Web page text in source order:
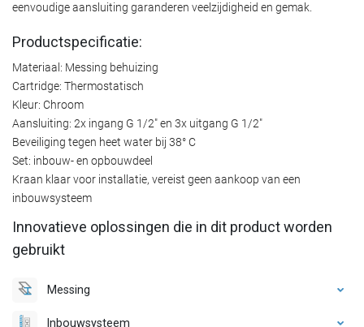
eenvoudige aansluiting garanderen veelzijdigheid en gemak.
Productspecificatie:
Materiaal: Messing behuizing
Cartridge: Thermostatisch
Kleur: Chroom
Aansluiting: 2x ingang G 1/2" en 3x uitgang G 1/2"
Beveiliging tegen heet water bij 38° C
Set: inbouw- en opbouwdeel
Kraan klaar voor installatie, vereist geen aankoop van een
inbouwsysteem
Innovatieve oplossingen die in dit product worden
gebruikt
Messing
Inbouwsysteem